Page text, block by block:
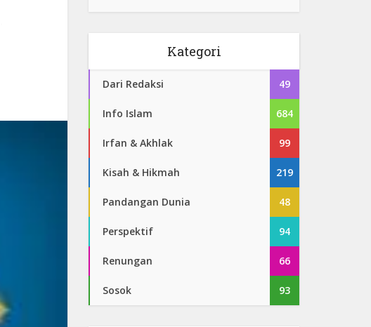
Kategori
Dari Redaksi 49
Info Islam 684
Irfan & Akhlak 99
Kisah & Hikmah 219
Pandangan Dunia 48
Perspektif 94
Renungan 66
Sosok 93